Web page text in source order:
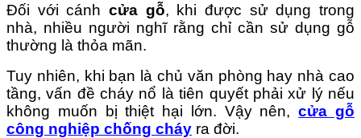
Đối với cánh cửa gỗ, khi được sử dụng trong
nhà, nhiều người nghĩ rằng chỉ cần sử dụng gỗ
thường là thỏa mãn.
Tuy nhiên, khi bạn là chủ văn phòng hay nhà cao
tầng, vấn đề cháy nổ là tiên quyết phải xử lý nếu
không muốn bị thiệt hại lớn. Vậy nên,cửa gỗ
công nghiệp chống cháy ra đời.